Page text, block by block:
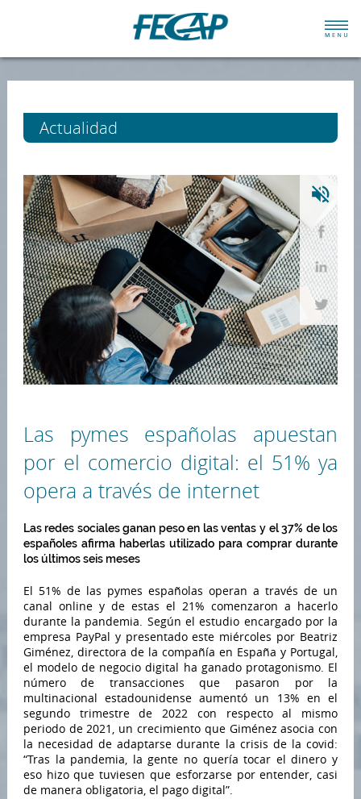
Actualidad
Las pymes españolas apuestan
por el comercio digital: el 51% ya
opera a través de internet
Las redes sociales ganan peso en las ventas y el 37% de los
españoles afirma haberlas utilizado para comprar durante
los últimos seis meses
El 51% de las pymes españolas operan a través de un
canal online y de estas el 21% comenzaron a hacerlo
durante la pandemia. Según el estudio encargado por la
empresa PayPal y presentado este miércoles por Beatriz
Giménez, directora de la compañía en España y Portugal,
el modelo de negocio digital ha ganado protagonismo. El
número de transacciones que pasaron por la
multinacional estadounidense aumentó un 13% en el
segundo trimestre de 2022 con respecto al mismo
periodo de 2021, un crecimiento que Giménez asocia con
la necesidad de adaptarse durante la crisis de la covid:
“Tras la pandemia, la gente no quería tocar el dinero y
eso hizo que tuviesen que esforzarse por entender, casi
de manera obligatoria, el pago digital”.